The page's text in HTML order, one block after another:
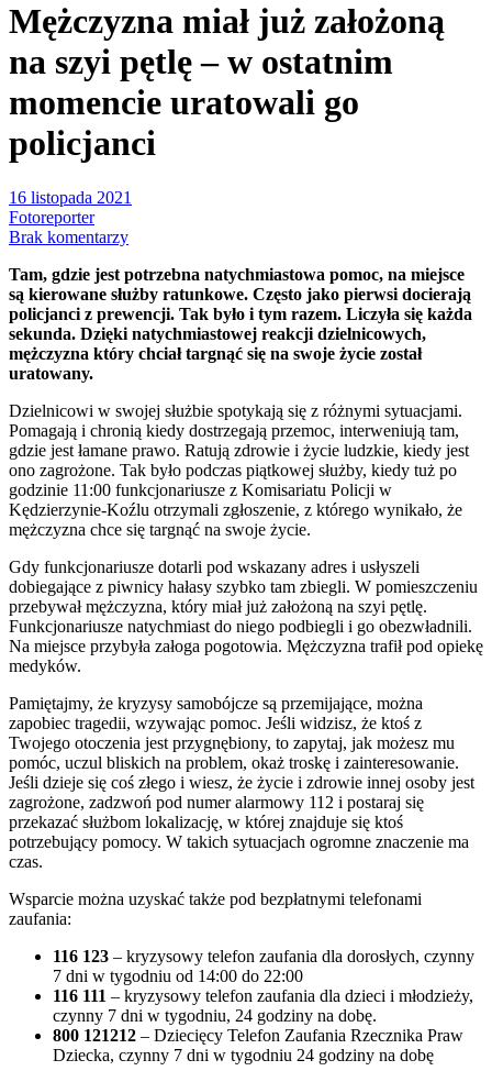
Mężczyzna miał już założoną
na szyi pętlę – w ostatnim
momencie uratowali go
policjanci
16 listopada 2021
Fotoreporter
Brak komentarzy
Tam, gdzie jest potrzebna natychmiastowa pomoc, na miejsce
są kierowane służby ratunkowe. Często jako pierwsi docierają
policjanci z prewencji. Tak było i tym razem. Liczyła się każda
sekunda. Dzięki natychmiastowej reakcji dzielnicowych,
mężczyzna który chciał targnąć się na swoje życie został
uratowany.
Dzielnicowi w swojej służbie spotykają się z różnymi sytuacjami.
Pomagają i chronią kiedy dostrzegają przemoc, interweniują tam,
gdzie jest łamane prawo. Ratują zdrowie i życie ludzkie, kiedy jest
ono zagrożone. Tak było podczas piątkowej służby, kiedy tuż po
godzinie 11:00 funkcjonariusze z Komisariatu Policji w
Kędzierzynie-Koźlu otrzymali zgłoszenie, z którego wynikało, że
mężczyzna chce się targnąć na swoje życie.
Gdy funkcjonariusze dotarli pod wskazany adres i usłyszeli
dobiegające z piwnicy hałasy szybko tam zbiegli. W pomieszczeniu
przebywał mężczyzna, który miał już założoną na szyi pętlę.
Funkcjonariusze natychmiast do niego podbiegli i go obezwładnili.
Na miejsce przybyła załoga pogotowia. Mężczyzna trafił pod opiekę
medyków.
Pamiętajmy, że kryzysy samobójcze są przemijające, można
zapobiec tragedii, wzywając pomoc. Jeśli widzisz, że ktoś z
Twojego otoczenia jest przygnębiony, to zapytaj, jak możesz mu
pomóc, uczul bliskich na problem, okaż troskę i zainteresowanie.
Jeśli dzieje się coś złego i wiesz, że życie i zdrowie innej osoby jest
zagrożone, zadzwoń pod numer alarmowy 112 i postaraj się
przekazać służbom lokalizację, w której znajduje się ktoś
potrzebujący pomocy. W takich sytuacjach ogromne znaczenie ma
czas.
Wsparcie można uzyskać także pod bezpłatnymi telefonami
zaufania:
116 123 – kryzysowy telefon zaufania dla dorosłych, czynny
7 dni w tygodniu od 14:00 do 22:00
116 111 – kryzysowy telefon zaufania dla dzieci i młodzieży,
czynny 7 dni w tygodniu, 24 godziny na dobę.
800 121212 – Dziecięcy Telefon Zaufania Rzecznika Praw
Dziecka, czynny 7 dni w tygodniu 24 godziny na dobę